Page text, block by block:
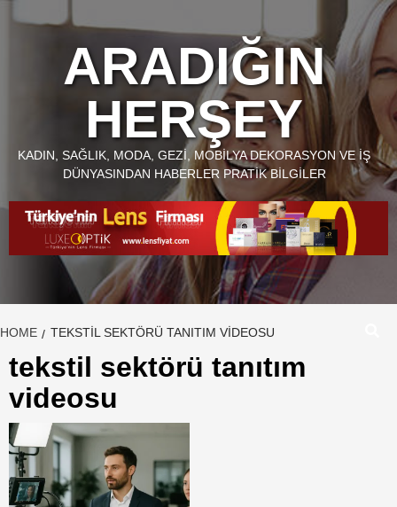
ARADIĞIN
HERŞEY
KADIN, SAĞLIK, MODA, GEZI, MOBILYA DEKORASYON VE İŞ
DÜNYASINDAN HABERLER PRATIK BILGILER
HOME TEKSTIL SEKTÖRÜ TANITIM VIDEOSU
tekstil sektörü tanıtım
videosu